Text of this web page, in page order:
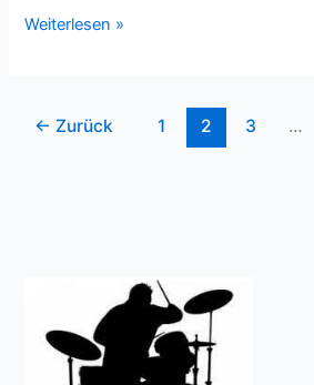
Vorbereitungen
„Ronny
Highlights“
Weiterlesen »
← Zurück 1 2 3 …